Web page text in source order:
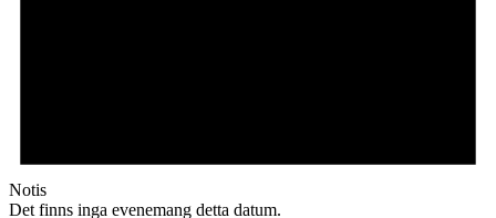
Notis
Det finns inga evenemang detta datum.